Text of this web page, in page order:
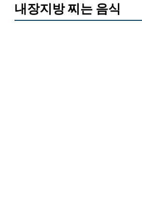
내장지방 찌는 음식